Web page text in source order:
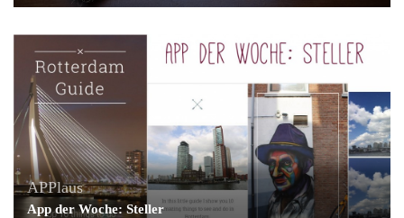
APPlaus
App der Woche: Steller